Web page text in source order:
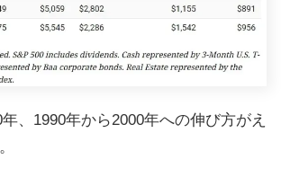
、1990年から2000年への伸び方がえ